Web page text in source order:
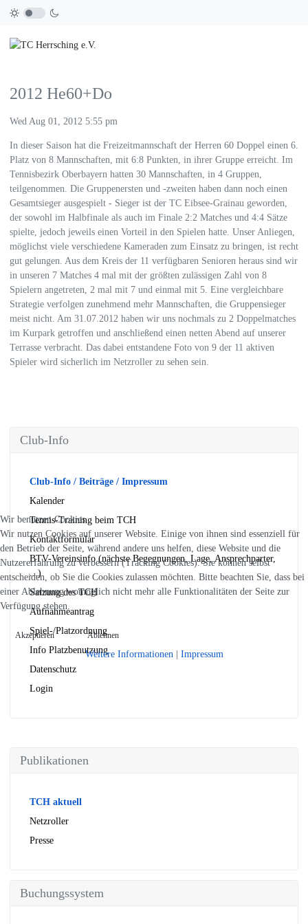
2012 He60+Do
Wed Aug 01, 2012 5:55 pm
In dieser Saison hat die Freizeitmannschaft der Herren 60 Doppel einen 6.
Platz von 8 Mannschaften, mit 6:8 Punkten, in ihrer Gruppe erreicht. Im
Tennisbezirk Oberbayern hatten 30 Mannschaften, in 4 Gruppen,
teilgenommen. Die Gruppenersten und -zweiten haben dann noch einen
Gesamtsieger ausgespielt - Sieger ist der TC Eibsee-Grainau geworden,
der sowohl im Halbfinale als auch im Finale 2:2 Matches und 4:4 Sätze
spielte, jedoch jeweils einen Vorteil in den Spielen hatte. Unser Anliegen,
möglichst viele verschiedene Kameraden zum Einsatz zu bringen, ist recht
gut gelungen. Aus dem Kreis der 11 verfügbaren Senioren heraus sind wir
in unseren 7 Matches 4 mal mit der größten zulässigen Zahl von 8
Spielern angetreten, 2 mal mit 7 und einmal mit 5. Eine vergleichbare
Strategie verfolgen zunehmend mehr Mannschaften, die Gruppensieger
meist nicht. Am 31.07.2012 haben wir uns nochmals zu 2 Doppelmatches
im Kurpark getroffen und anschließend einen netten Abend auf unserer
Terrasse verbracht. Das dabei entstandene Foto von 9 der 11 aktiven
Spieler wird sicherlich im Netzroller zu sehen sein.
Club-Info
Club-Info / Beiträge / Impressum
Kalender
Tennis-Training beim TCH
Kontaktformular
BTV-Vereinsinfo (nächste Begegnungen, Lage, Ansprechparter,
...)
Satzung des TCH
Aufnahmeantrag
Spiel-/Platzordnung
Info Platzbenutzung
Datenschutz
Login
Publikationen
TCH aktuell
Netzroller
Presse
Buchungssystem
Wir benutzen Cookies
Wir nutzen Cookies auf unserer Website. Einige von ihnen sind essenziell für
den Betrieb der Seite, während andere uns helfen, diese Website und die
Nutzererfahrung zu verbessern (Tracking Cookies). Sie können selbst
entscheiden, ob Sie die Cookies zulassen möchten. Bitte beachten Sie, dass bei
einer Ablehnung womöglich nicht mehr alle Funktionalitäten der Seite zur
Verfügung stehen.
Akzeptieren Ablehnen
Weitere Informationen Impressum